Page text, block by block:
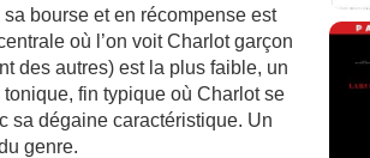
bourse et en récompense est
où l’on voit Charlot garçon
des autres) est la plus faible, un
fin typique où Charlot se
sa dégaine caractéristique. Un
genre.